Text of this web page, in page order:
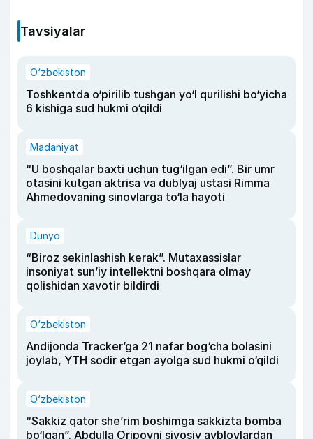
Tavsiyalar
O‘zbekiston
Toshkentda o‘pirilib tushgan yo‘l qurilishi bo‘yicha
6 kishiga sud hukmi o‘qildi
Madaniyat
“U boshqalar baxti uchun tug‘ilgan edi”. Bir umr
otasini kutgan aktrisa va dublyaj ustasi Rimma
Ahmedovaning sinovlarga to‘la hayoti
Dunyo
“Biroz sekinlashish kerak”. Mutaxassislar
insoniyat sun’iy intellektni boshqara olmay
qolishidan xavotir bildirdi
O‘zbekiston
Andijonda Tracker’ga 21 nafar bog‘cha bolasini
joylab, YTH sodir etgan ayolga sud hukmi o‘qildi
O‘zbekiston
“Sakkiz qator she’rim boshimga sakkizta bomba
bo‘lgan”. Abdulla Oripovni siyosiy ayblovlardan